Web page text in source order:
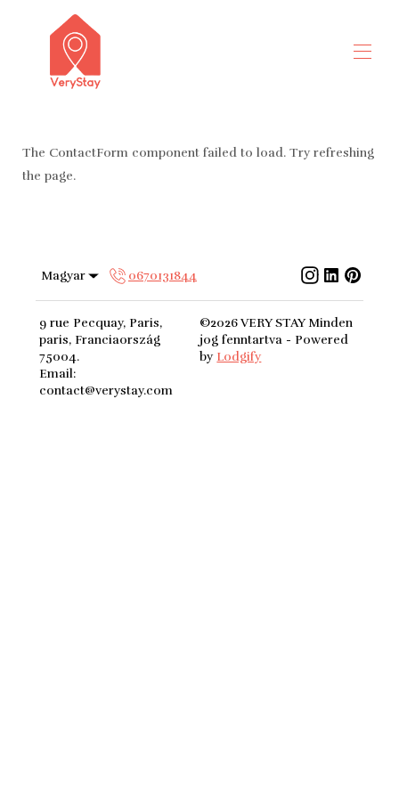
Minden tulajdonság ▾
The ContactForm component failed to load. Try refreshing
the page.
Magyar 0670131844
9 rue Pecquay, Paris,
paris, Franciaország
75004.
Email:
contact@verystay.com
©2026VERY STAY Minden
jog fenntartva - Powered
by Lodgify